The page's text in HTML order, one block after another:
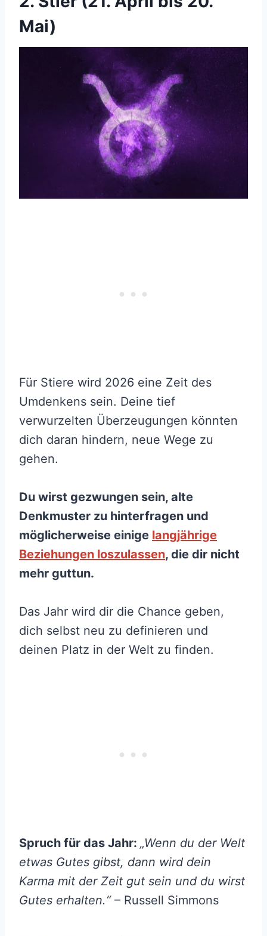
Mai)
Für Stiere wird 2026 eine Zeit des
Umdenkens sein. Deine tief
verwurzelten Überzeugungen könnten
dich daran hindern, neue Wege zu
gehen.
Du wirst gezwungen sein, alte
Denkmuster zu hinterfragen und
möglicherweise einige langjährige
Beziehungen loszulassen, die dir nicht
mehr guttun.
Das Jahr wird dir die Chance geben,
dich selbst neu zu definieren und
deinen Platz in der Welt zu finden.
Spruch für das Jahr: „Wenn du der Welt
etwas Gutes gibst, dann wird dein
Karma mit der Zeit gut sein und du wirst
Gutes erhalten.“– Russell Simmons